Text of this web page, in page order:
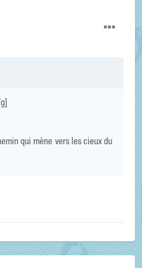
qui mène vers les cieux du